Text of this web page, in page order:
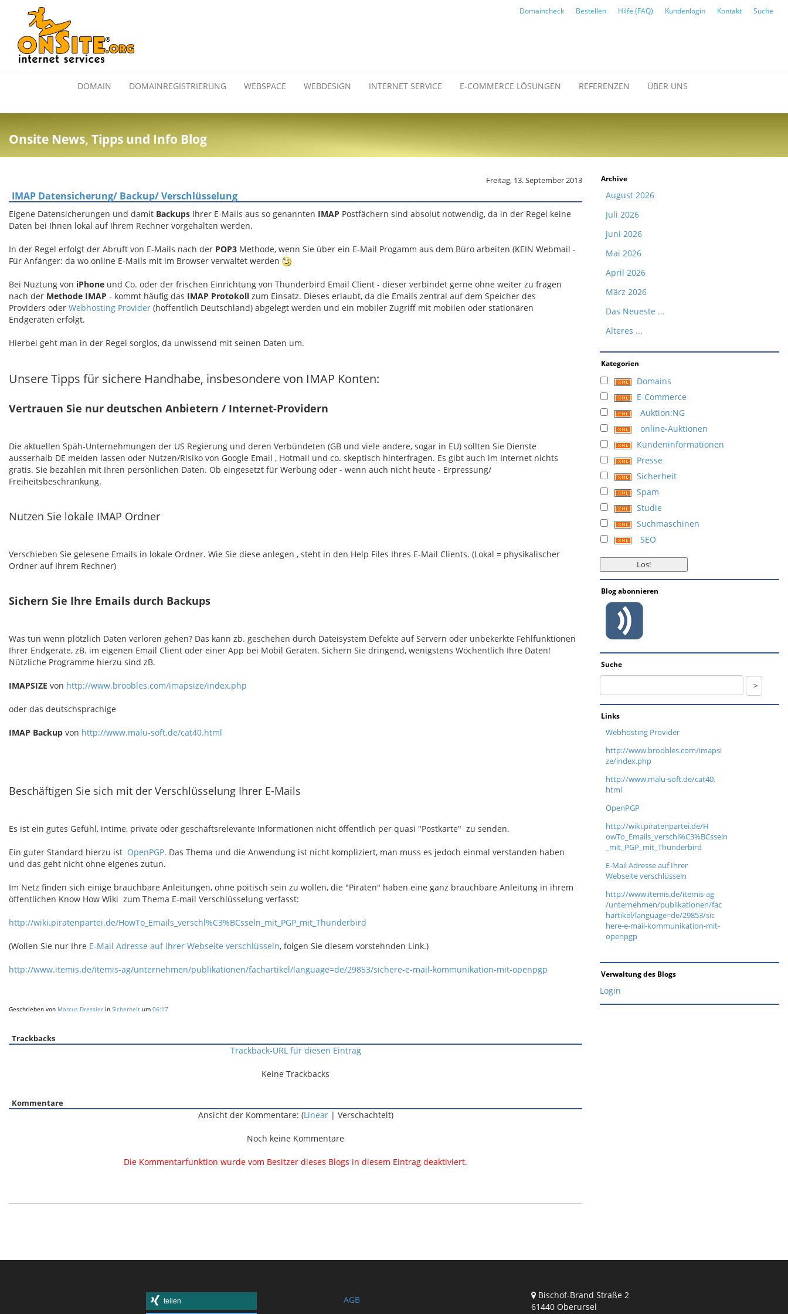
Domaincheck Bestellen Hilfe (FAQ) Kundenlogin Kontakt Suche
DOMAIN DOMAINREGISTRIERUNG WEBSPACE WEBDESIGN INTERNET SERVICE E-COMMERCE LÖSUNGEN REFERENZEN ÜBER UNS
Onsite News, Tipps und Info Blog
Freitag, 13. September 2013
IMAP Datensicherung/ Backup/ Verschlüsselung
Eigene Datensicherungen und damit Backups Ihrer E-Mails aus so genannten IMAP Postfächern sind absolut notwendig, da in der Regel keine
Daten bei Ihnen lokal auf Ihrem Rechner vorgehalten werden.
In der Regel erfolgt der Abruft von E-Mails nach der POP3 Methode, wenn Sie über ein E-Mail Progamm aus dem Büro arbeiten (KEIN Webmail -
Für Anfänger: da wo online E-Mails mit im Browser verwaltet werden
Bei Nuztung von iPhone und Co. oder der frischen Einrichtung von Thunderbird Email Client - dieser verbindet gerne ohne weiter zu fragen
nach der Methode IMAP - kommt häufig das IMAP Protokoll zum Einsatz. Dieses erlaubt, da die Emails zentral auf dem Speicher des
Providers oder Webhosting Provider (hoffentlich Deutschland) abgelegt werden und ein mobiler Zugriff mit mobilen oder stationären
Endgeräten erfolgt.
Hierbei geht man in der Regel sorglos, da unwissend mit seinen Daten um.
Unsere Tipps für sichere Handhabe, insbesondere von IMAP Konten:
Vertrauen Sie nur deutschen Anbietern / Internet-Providern
Die aktuellen Späh-Unternehmungen der US Regierung und deren Verbündeten (GB und viele andere, sogar in EU) sollten Sie Dienste
ausserhalb DE meiden lassen oder Nutzen/Risiko von Google Email , Hotmail und co. skeptisch hinterfragen. Es gibt auch im Internet nichts
gratis. Sie bezahlen mit Ihren persönlichen Daten. Ob eingesetzt für Werbung oder - wenn auch nicht heute - Erpressung/
Freiheitsbeschränkung.
Nutzen Sie lokale IMAP Ordner
Verschieben Sie gelesene Emails in lokale Ordner. Wie Sie diese anlegen , steht in den Help Files Ihres E-Mail Clients. (Lokal = physikalischer
Ordner auf Ihrem Rechner)
Sichern Sie Ihre Emails durch Backups
Was tun wenn plötzlich Daten verloren gehen? Das kann zb. geschehen durch Dateisystem Defekte auf Servern oder unbekerkte Fehlfunktionen
Ihrer Endgeräte, zB. im eigenen Email Client oder einer App bei Mobil Geräten. Sichern Sie dringend, wenigstens Wöchentlich Ihre Daten!
Nützliche Programme hierzu sind zB.
IMAPSIZE von http://www.broobles.com/imapsize/index.php
oder das deutschsprachige
IMAP Backup von http://www.malu-soft.de/cat40.html
Beschäftigen Sie sich mit der Verschlüsselung Ihrer E-Mails
Es ist ein gutes Gefühl, intime, private oder geschäftsrelevante Informationen nicht öffentlich per quasi "Postkarte" zu senden.
Ein guter Standard hierzu ist OpenPGP. Das Thema und die Anwendung ist nicht kompliziert, man muss es jedoch einmal verstanden haben
und das geht nicht ohne eigenes zutun.
Im Netz finden sich einige brauchbare Anleitungen, ohne poitisch sein zu wollen, die "Piraten" haben eine ganz brauchbare Anleitung in ihrem
öffentlichen Know How Wiki zum Thema E-mail Verschlüsselung verfasst:
http://wiki.piratenpartei.de/HowTo_Emails_verschl%C3%BCsseln_mit_PGP_mit_Thunderbird
(Wollen Sie nur Ihre E-Mail Adresse auf Ihrer Webseite verschlüsseln, folgen Sie diesem vorstehnden Link.)
http://www.itemis.de/itemis-ag/unternehmen/publikationen/fachartikel/language=de/29853/sichere-e-mail-kommunikation-mit-openpgp
Geschrieben von Marcus Dressler in Sicherheit um 06:17
Trackbacks
Trackback-URL für diesen Eintrag
Keine Trackbacks
Kommentare
Ansicht der Kommentare: (Linear| Verschachtelt)
Noch keine Kommentare
Die Kommentarfunktion wurde vom Besitzer dieses Blogs in diesem Eintrag deaktiviert.
Archive
August 2026
Juli 2026
Juni 2026
Mai 2026
April 2026
März 2026
Das Neueste ...
Älteres ...
Kategorien
Domains
E-Commerce
Auktion:NG
online-Auktionen
Kundeninformationen
Presse
Sicherheit
Spam
Studie
Suchmaschinen
SEO
Blog abonnieren
Suche
Links
Webhosting Provider
http://www.broobles.com/imapsi
ze/index.php
http://www.malu-soft.de/cat40.
html
OpenPGP
http://wiki.piratenpartei.de/H
owTo_Emails_verschl%C3%BCsseln
_mit_PGP_mit_Thunderbird
E-Mail Adresse auf Ihrer
Webseite verschlüsseln
http://www.itemis.de/itemis-ag
/unternehmen/publikationen/fac
hartikel/language=de/29853/sic
here-e-mail-kommunikation-mit-
openpgp
Verwaltung des Blogs
Login
teilen AGB
Bischof-Brand Straße 2
61440 Oberursel